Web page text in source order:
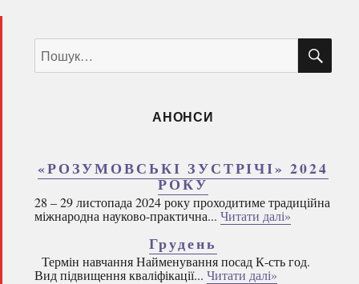
за
запитом:
АНОНСИ
«РОЗУМОВСЬКІ ЗУСТРІЧІ» 2024
РОКУ
28 – 29 листопада 2024 року проходитиме традиційна
міжнародна науково-практична... Читати далі»
Грудень
Термін навчання Найменування посад К-сть год.
Вид підвищення кваліфікації... Читати далі»